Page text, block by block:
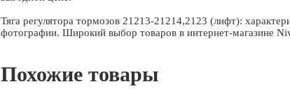
Тяга регулятора тормозов 21213-21214,2123 (лифт):
фотографии. Широкий выбор товаров в интернет-магазине
Похожие товары